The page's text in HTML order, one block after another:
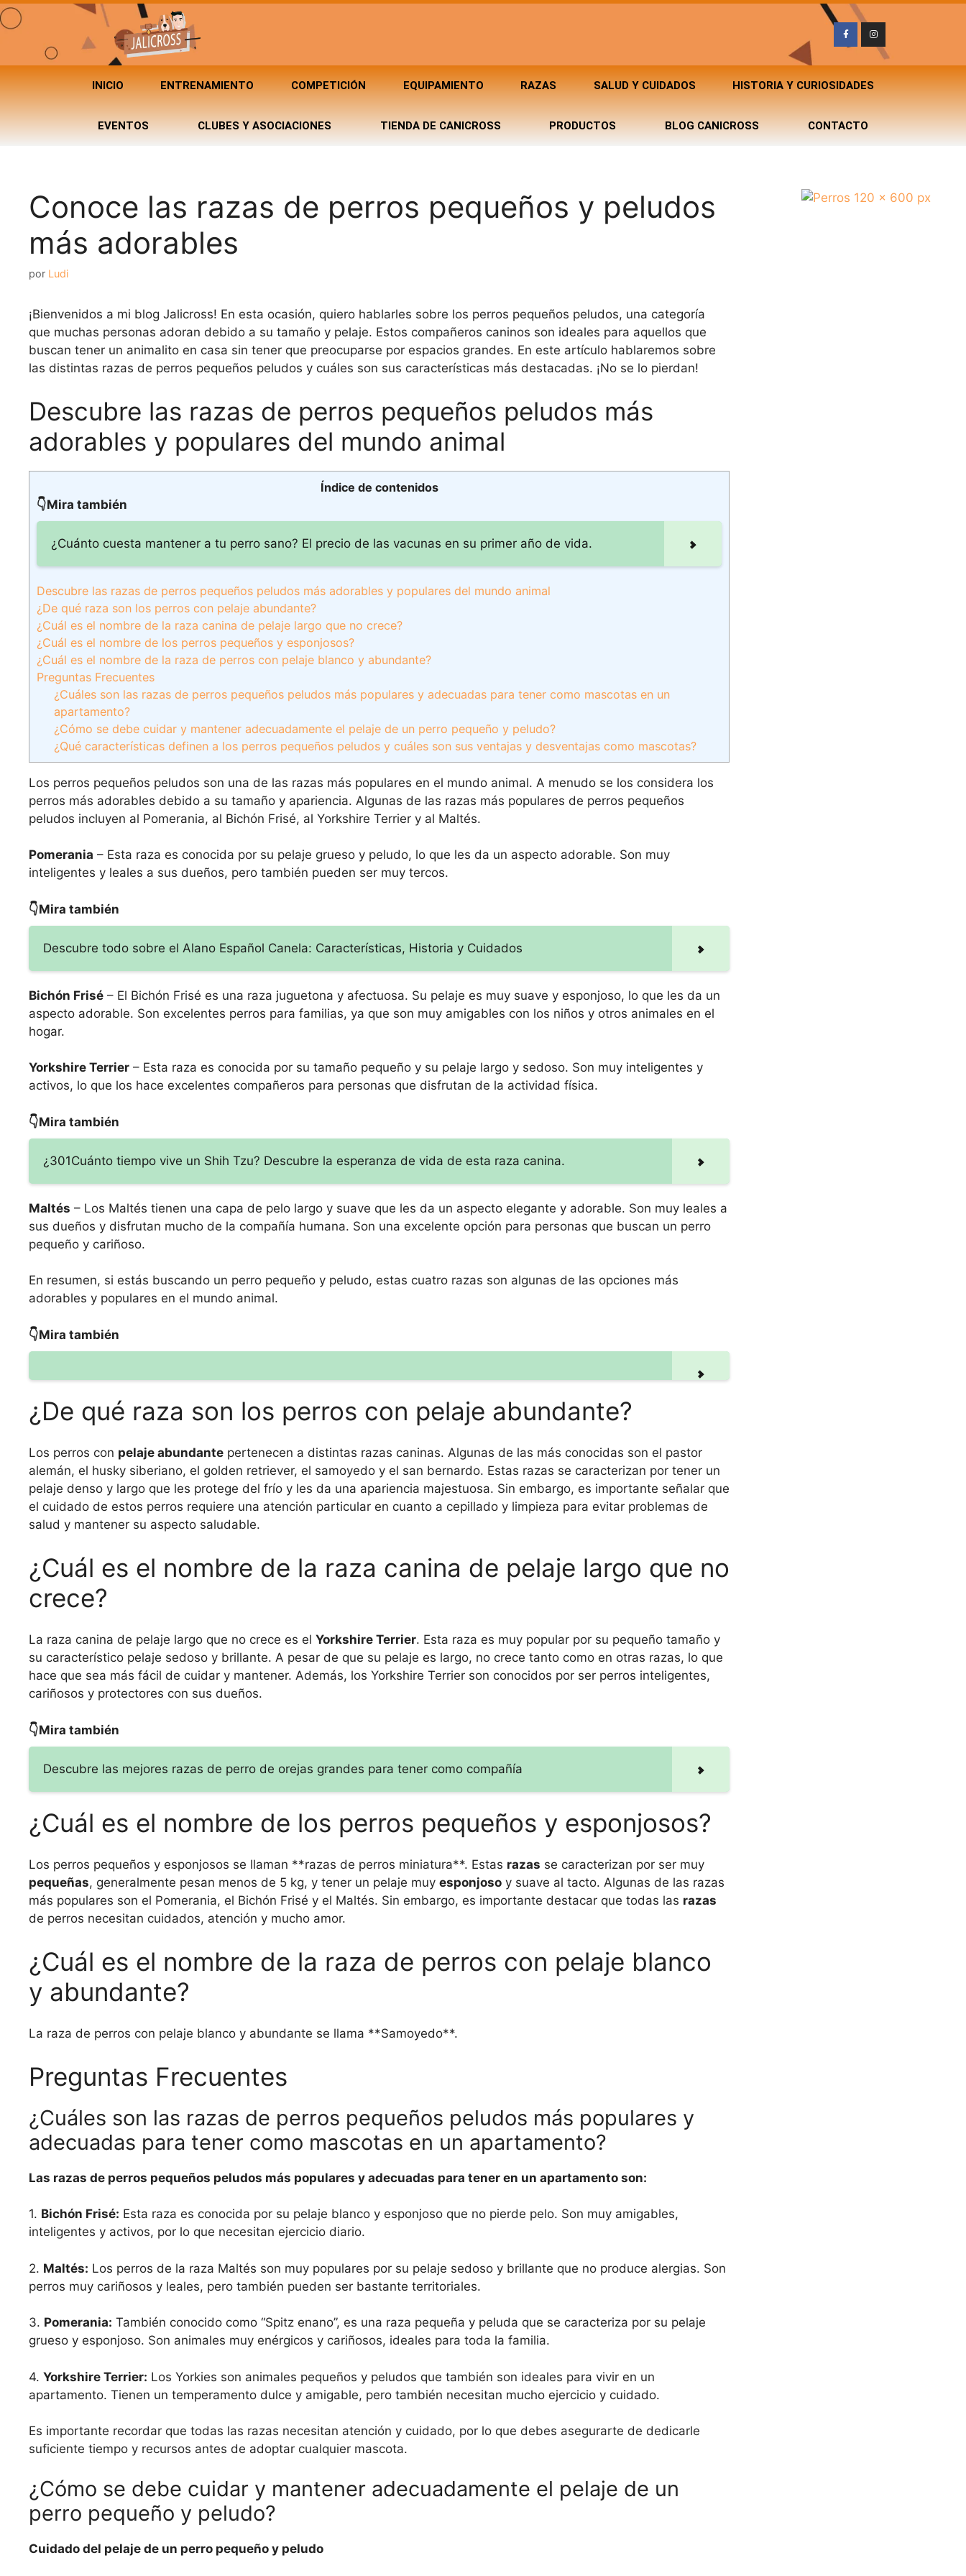
INICIO ENTRENAMIENTO COMPETICIÓN EQUIPAMIENTO RAZAS SALUD Y CUIDADOS HISTORIA Y CURIOSIDADES
EVENTOS CLUBES Y ASOCIACIONES TIENDA DE CANICROSS PRODUCTOS BLOG CANICROSS CONTACTO
Conoce las razas de perros pequeños y peludos
más adorables
por Ludi
¡Bienvenidos a mi blog Jalicross! En esta ocasión, quiero hablarles sobre los perros pequeños peludos, una categoría
que muchas personas adoran debido a su tamaño y pelaje. Estos compañeros caninos son ideales para aquellos que
buscan tener un animalito en casa sin tener que preocuparse por espacios grandes. En este artículo hablaremos sobre
las distintas razas de perros pequeños peludos y cuáles son sus características más destacadas. ¡No se lo pierdan!
Descubre las razas de perros pequeños peludos más
adorables y populares del mundo animal
Índice de contenidos
👇Mira también
¿Cuánto cuesta mantener a tu perro sano? El precio de las vacunas en su primer año de vida.
Descubre las razas de perros pequeños peludos más adorables y populares del mundo animal
¿De qué raza son los perros con pelaje abundante?
¿Cuál es el nombre de la raza canina de pelaje largo que no crece?
¿Cuál es el nombre de los perros pequeños y esponjosos?
¿Cuál es el nombre de la raza de perros con pelaje blanco y abundante?
Preguntas Frecuentes
¿Cuáles son las razas de perros pequeños peludos más populares y adecuadas para tener como mascotas en un
apartamento?
¿Cómo se debe cuidar y mantener adecuadamente el pelaje de un perro pequeño y peludo?
¿Qué características definen a los perros pequeños peludos y cuáles son sus ventajas y desventajas como mascotas?
Los perros pequeños peludos son una de las razas más populares en el mundo animal. A menudo se los considera los
perros más adorables debido a su tamaño y apariencia. Algunas de las razas más populares de perros pequeños
peludos incluyen al Pomerania, al Bichón Frisé, al Yorkshire Terrier y al Maltés.
Pomerania – Esta raza es conocida por su pelaje grueso y peludo, lo que les da un aspecto adorable. Son muy
inteligentes y leales a sus dueños, pero también pueden ser muy tercos.
👇Mira también
Descubre todo sobre el Alano Español Canela: Características, Historia y Cuidados
Bichón Frisé – El Bichón Frisé es una raza juguetona y afectuosa. Su pelaje es muy suave y esponjoso, lo que les da un
aspecto adorable. Son excelentes perros para familias, ya que son muy amigables con los niños y otros animales en el
hogar.
Yorkshire Terrier – Esta raza es conocida por su tamaño pequeño y su pelaje largo y sedoso. Son muy inteligentes y
activos, lo que los hace excelentes compañeros para personas que disfrutan de la actividad física.
👇Mira también
¿301Cuánto tiempo vive un Shih Tzu? Descubre la esperanza de vida de esta raza canina.
Maltés – Los Maltés tienen una capa de pelo largo y suave que les da un aspecto elegante y adorable. Son muy leales a
sus dueños y disfrutan mucho de la compañía humana. Son una excelente opción para personas que buscan un perro
pequeño y cariñoso.
En resumen, si estás buscando un perro pequeño y peludo, estas cuatro razas son algunas de las opciones más
adorables y populares en el mundo animal.
👇Mira también
¿De qué raza son los perros con pelaje abundante?
Los perros con pelaje abundante pertenecen a distintas razas caninas. Algunas de las más conocidas son el pastor
alemán, el husky siberiano, el golden retriever, el samoyedo y el san bernardo. Estas razas se caracterizan por tener un
pelaje denso y largo que les protege del frío y les da una apariencia majestuosa. Sin embargo, es importante señalar que
el cuidado de estos perros requiere una atención particular en cuanto a cepillado y limpieza para evitar problemas de
salud y mantener su aspecto saludable.
¿Cuál es el nombre de la raza canina de pelaje largo que no
crece?
La raza canina de pelaje largo que no crece es el Yorkshire Terrier. Esta raza es muy popular por su pequeño tamaño y
su característico pelaje sedoso y brillante. A pesar de que su pelaje es largo, no crece tanto como en otras razas, lo que
hace que sea más fácil de cuidar y mantener. Además, los Yorkshire Terrier son conocidos por ser perros inteligentes,
cariñosos y protectores con sus dueños.
👇Mira también
Descubre las mejores razas de perro de orejas grandes para tener como compañía
¿Cuál es el nombre de los perros pequeños y esponjosos?
Los perros pequeños y esponjosos se llaman **razas de perros miniatura**. Estas razas se caracterizan por ser muy
pequeñas, generalmente pesan menos de 5 kg, y tener un pelaje muy esponjoso y suave al tacto. Algunas de las razas
más populares son el Pomerania, el Bichón Frisé y el Maltés. Sin embargo, es importante destacar que todas las razas
de perros necesitan cuidados, atención y mucho amor.
¿Cuál es el nombre de la raza de perros con pelaje blanco
y abundante?
La raza de perros con pelaje blanco y abundante se llama **Samoyedo**.
Preguntas Frecuentes
¿Cuáles son las razas de perros pequeños peludos más populares y
adecuadas para tener como mascotas en un apartamento?
Las razas de perros pequeños peludos más populares y adecuadas para tener en un apartamento son:
1. Bichón Frisé: Esta raza es conocida por su pelaje blanco y esponjoso que no pierde pelo. Son muy amigables,
inteligentes y activos, por lo que necesitan ejercicio diario.
2. Maltés: Los perros de la raza Maltés son muy populares por su pelaje sedoso y brillante que no produce alergias. Son
perros muy cariñosos y leales, pero también pueden ser bastante territoriales.
3. Pomerania: También conocido como “Spitz enano”, es una raza pequeña y peluda que se caracteriza por su pelaje
grueso y esponjoso. Son animales muy enérgicos y cariñosos, ideales para toda la familia.
4. Yorkshire Terrier: Los Yorkies son animales pequeños y peludos que también son ideales para vivir en un
apartamento. Tienen un temperamento dulce y amigable, pero también necesitan mucho ejercicio y cuidado.
Es importante recordar que todas las razas necesitan atención y cuidado, por lo que debes asegurarte de dedicarle
suficiente tiempo y recursos antes de adoptar cualquier mascota.
¿Cómo se debe cuidar y mantener adecuadamente el pelaje de un
perro pequeño y peludo?
Cuidado del pelaje de un perro pequeño y peludo